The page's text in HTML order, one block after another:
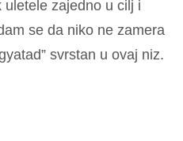
uletele zajedno u cilj i
se da niko ne zamera
svrstan u ovaj niz.